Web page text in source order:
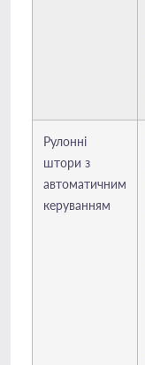
Рулонні
штори з
автоматичним
керуванням